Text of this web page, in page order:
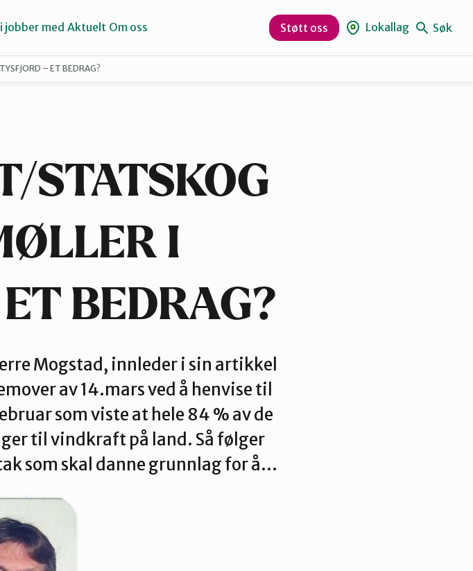
Vesterålen
jobber med Aktuelt Om oss Støtt oss Lokallag Søk
– ET BEDRAG?
STATSKOG
I
BEDRAG?
Mogstad, innleder i sin artikkel
av 14.mars ved å henvise til
som viste at hele 84 % av de
til vindkraft på land. Så følger
som skal danne grunnlag for å…